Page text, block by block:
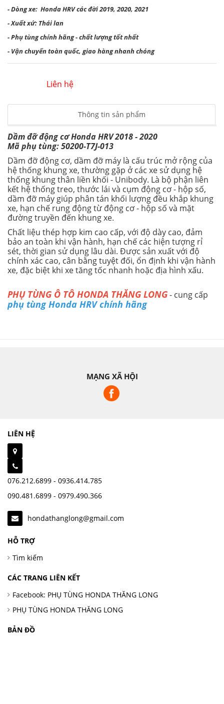
- Dòng xe: Honda HRV các đời 2019, 2020, 2021
- Xuất xứ: Thái lan
- Phụ tùng chính hãng - chất lượng tốt nhất
- Vận chuyển toàn quốc, giao hàng nhanh chóng
Liên hệ
Thông tin sản phẩm
Dầm đỡ động cơ Honda HRV 2018 - 2020
Mã phụ tùng: 50200-T7J-013
Dầm đỡ động cơ, dầm đỡ máy là cấu trúc mở rộng của
hệ thống khung xe, thường gặp ở các xe sử dụng hệ
thống khung thân liền khối - Unibody. Là bộ phận liên
kết hệ thống treo, thước lái và cụm động cơ - hộp số,
dầm đỡ máy giúp phân tán khối lượng đều khắp khung
xe, hạn chế rung động từ động cơ - hộp số và mặt
đường truyền đến khung xe.
Chất liệu thép hợp kim cao cấp, với độ dày cao, đảm
bảo an toàn khi vận hành, hạn chế các hiện tượng rỉ
sét, thời gian sử dụng lâu dài. Được sản xuất với độ
chính xác cao, cân bằng tuyệt đối, ổn định khi vận hành
xe, đặc biệt khi xe tăng tốc nhanh hoặc địa hình xấu.
PHỤ TÙNG Ô TÔ HONDA THĂNG LONG- cung cấp
phụ tùng Honda HRV chính hãng
MẠNG XÃ HỘI
LIÊN HỆ
076.212.6899 - 0936.414.785
090.481.6899 - 0979.490.366
hondathanglong@gmail.com
HỖ TRỢ
Tìm kiếm
CÁC TRANG LIÊN KẾT
Facebook: PHỤ TÙNG HONDA THĂNG LONG
PHỤ TÙNG HONDA THĂNG LONG
BẢN ĐỒ